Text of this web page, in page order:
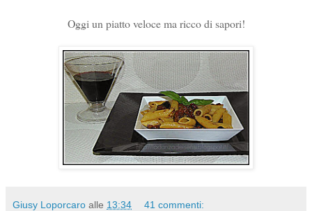
Oggi un piatto veloce ma ricco di sapori!
Giusy Loporcaro alle 13:34 41 commenti: